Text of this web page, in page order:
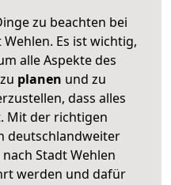
zu beachten bei
Es ist wichtig,
alle Aspekte des
zu planen und zu
dass alles
Mit der richtigen
deutschlandweiter
Stadt Wehlen
werden und dafür